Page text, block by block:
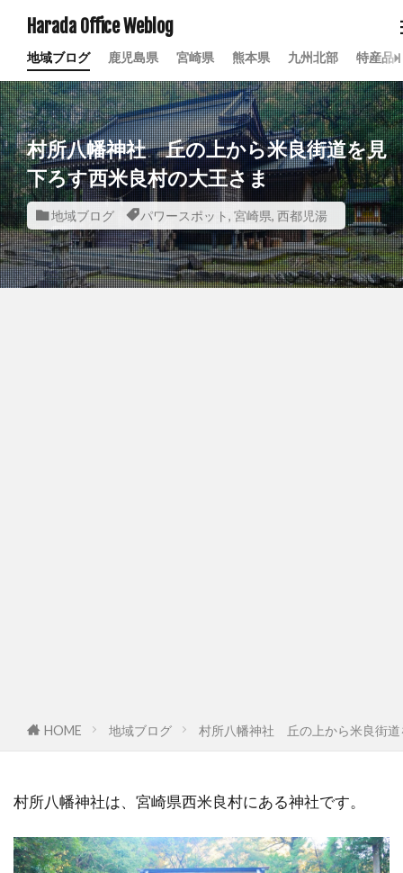
Harada Office Weblog
地域ブログ 鹿児島県 宮崎県 熊本県 九州北部 特産品
村所八幡神社 丘の上から米良街道を見
下ろす西米良村の大王さま
地域ブログ パワースポット, 宮崎県, 西都児湯
HOME 地域ブログ 村所八幡神社 丘の上から米良街道
村所八幡神社は、宮崎県西米良村にある神社です。